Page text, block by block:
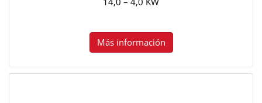
Más información